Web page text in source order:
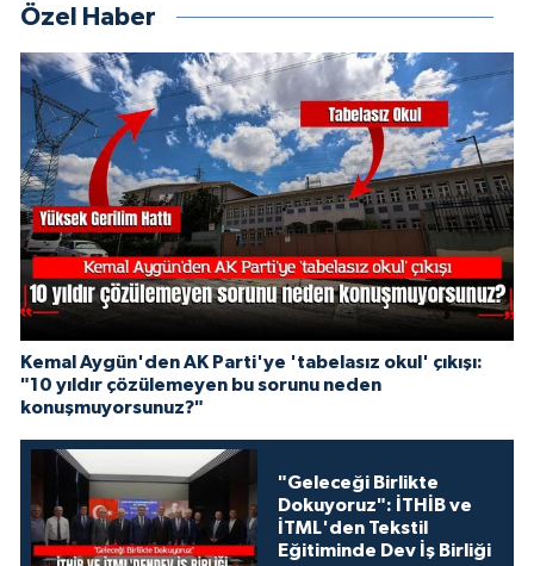
Özel Haber
Kemal Aygün'den AK Parti'ye 'tabelasız okul' çıkışı:
"10 yıldır çözülemeyen bu sorunu neden
konuşmuyorsunuz?"
"Geleceği Birlikte
Dokuyoruz": İTHİB ve
İTML'den Tekstil
Eğitiminde Dev İş Birliği